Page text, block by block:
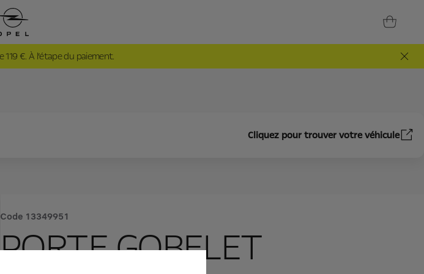
€. À l’étape du paiement.
Cliquez pour trouver votre véhicule
Code 13349951
PORTE GOBELET